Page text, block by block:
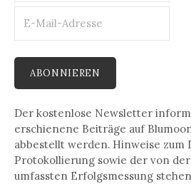
Der kostenlose Newsletter
erschienene Beiträge auf
abbestellt werden. Hinweise zum
Protokollierung sowie der von
umfassten Erfolgsmessung